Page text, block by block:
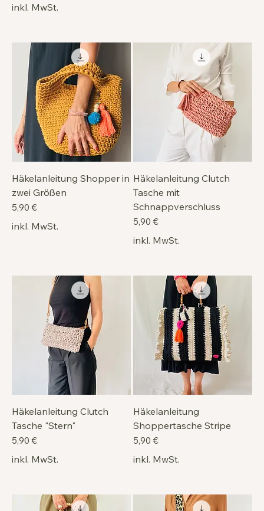
inkl. MwSt.
Häkelanleitung Shopper in
zwei Größen
Preis
5,90 €
inkl. MwSt.
Häkelanleitung Clutch
Tasche mit
Schnappverschluss
Preis
5,90 €
inkl. MwSt.
Häkelanleitung Clutch
Tasche "Stern"
Preis
5,90 €
inkl. MwSt.
Häkelanleitung
Shoppertasche Stripe
Preis
5,90 €
inkl. MwSt.